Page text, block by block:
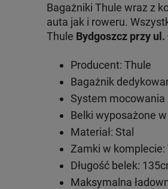
Bagażniki Thule wraz z
auta jak i roweru.
Thule Bydgoszcz przy
Producent: Thule
Bagażnik
System mocowania
Belki wyposażone
Materiał: Stal
Zamki w komplecie:
Długość belek:
Maksymalna